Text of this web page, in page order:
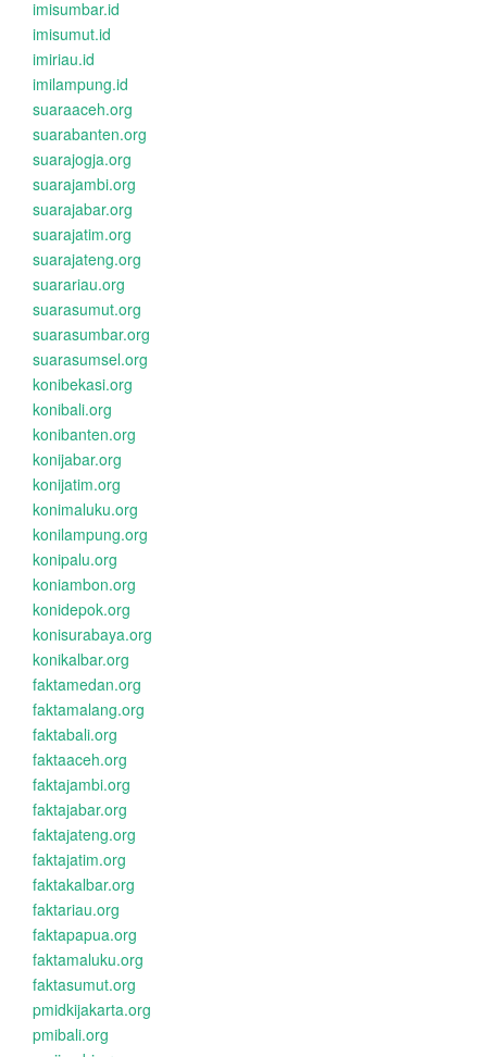
imisumbar.id
imisumut.id
imiriau.id
imilampung.id
suaraaceh.org
suarabanten.org
suarajogja.org
suarajambi.org
suarajabar.org
suarajatim.org
suarajateng.org
suarariau.org
suarasumut.org
suarasumbar.org
suarasumsel.org
konibekasi.org
konibali.org
konibanten.org
konijabar.org
konijatim.org
konimaluku.org
konilampung.org
konipalu.org
koniambon.org
konidepok.org
konisurabaya.org
konikalbar.org
faktamedan.org
faktamalang.org
faktabali.org
faktaaceh.org
faktajambi.org
faktajabar.org
faktajateng.org
faktajatim.org
faktakalbar.org
faktariau.org
faktapapua.org
faktamaluku.org
faktasumut.org
pmidkijakarta.org
pmibali.org